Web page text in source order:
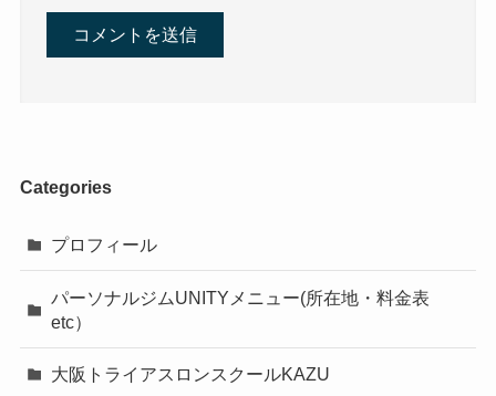
Categories
プロフィール
パーソナルジムUNITYメニュー(所在地・料金表
etc）
大阪トライアスロンスクールKAZU